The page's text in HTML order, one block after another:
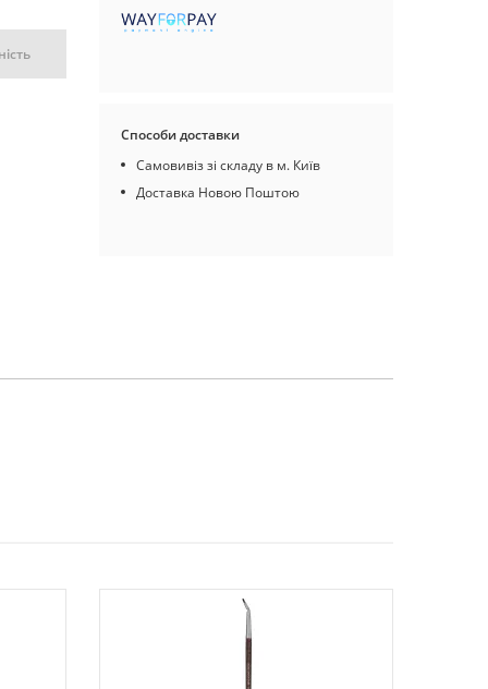
Способи доставки
Самовивіз зі складу в м. Київ
Доставка Новою Поштою